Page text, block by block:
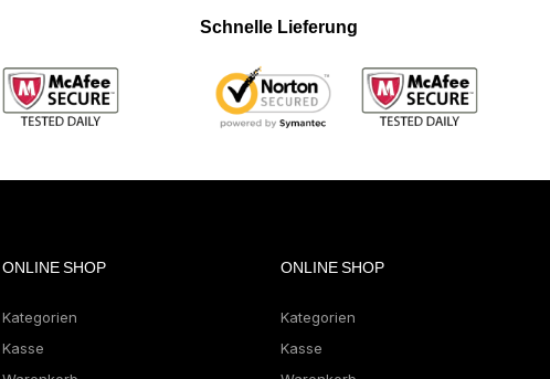
Schnelle Lieferung
ONLINE SHOP
Kategorien
Kasse
ONLINE SHOP
Kategorien
Kasse